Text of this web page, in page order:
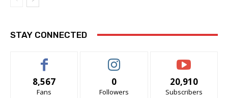
STAY CONNECTED
8,567
Fans
0
Followers
20,910
Subscribers